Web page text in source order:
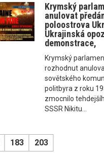
Krymský
anulovat
poloostrova
Ukrajinská
demonstrace,
Krymský
rozhodnut
sovětského
politbyra z roku
zmocnilo
SSSR Nikitu...
183 203